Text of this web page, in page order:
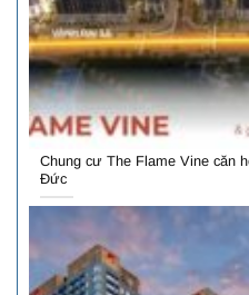
Chung cư The Flame Vine căn
Đức